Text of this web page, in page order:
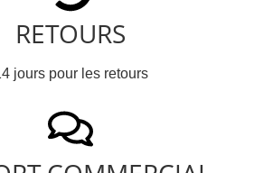
RETOURS
jours pour les retours